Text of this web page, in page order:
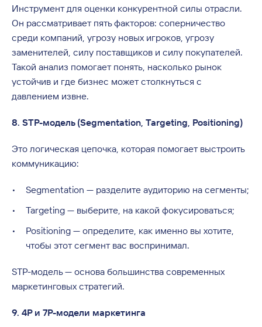
Инструмент для оценки конкурентной силы отрасли.
Он рассматривает пять факторов: соперничество
среди компаний, угрозу новых игроков, угрозу
заменителей, силу поставщиков и силу покупателей.
Такой анализ помогает понять, насколько рынок
устойчив и где бизнес может столкнуться с
давлением извне.
8. STP-модель (Segmentation, Targeting, Positioning)
Это логическая цепочка, которая помогает выстроить
коммуникацию:
Segmentation — разделите аудиторию на сегменты;
Targeting — выберите, на какой фокусироваться;
Positioning — определите, как именно вы хотите,
чтобы этот сегмент вас воспринимал.
STP-модель — основа большинства современных
маркетинговых стратегий.
9. 4P и 7P-модели маркетинга